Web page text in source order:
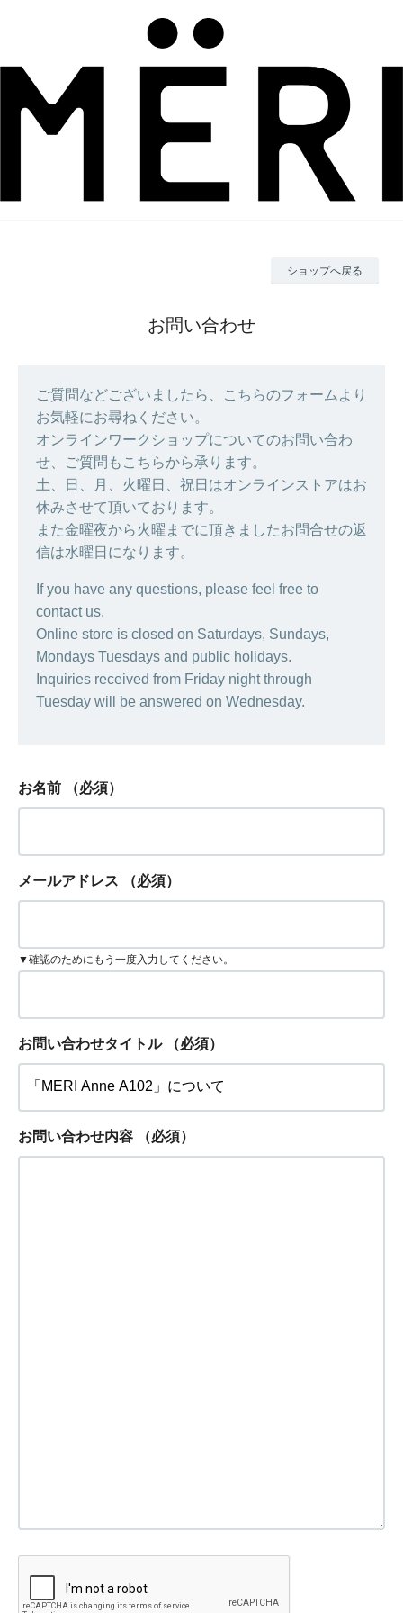
ショップへ戻る
お問い合わせ
ご質問などございましたら、こちらのフォームより
お気軽にお尋ねください。
オンラインワークショップについてのお問い合わ
せ、ご質問もこちらから承ります。
土、日、月、火曜日、祝日はオンラインストアはお
休みさせて頂いております。
また金曜夜から火曜までに頂きましたお問合せの返
信は水曜日になります。
If you have any questions, please feel free to
contact us.
Online store is closed on Saturdays, Sundays,
Mondays Tuesdays and public holidays.
Inquiries received from Friday night through
Tuesday will be answered on Wednesday.
お名前 （必須）
メールアドレス （必須）
▼確認のためにもう一度入力してください。
お問い合わせタイトル （必須）
お問い合わせ内容 （必須）